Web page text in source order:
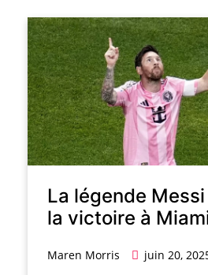
La légende
la victoire à
Maren Morris juin 20,